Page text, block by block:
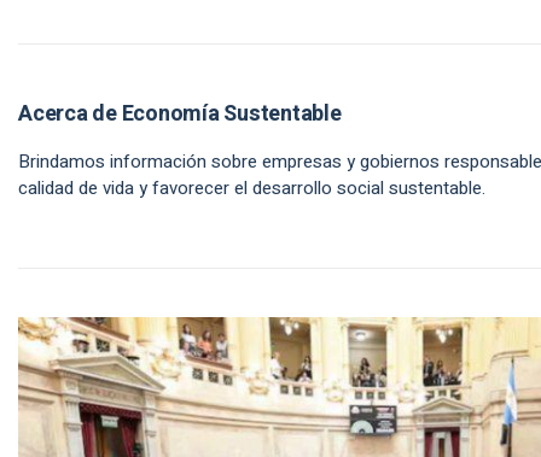
Acerca de Economía Sustentable
Brindamos información sobre empresas y gobiernos
calidad de vida y favorecer el desarrollo social sustentable.